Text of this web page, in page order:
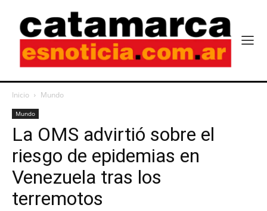
Inicio Mundo
Mundo
La OMS advirtió sobre el
riesgo de epidemias en
Venezuela tras los
terremotos